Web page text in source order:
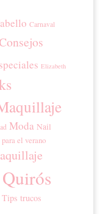
Carnaval
Elizabeth
Moda Nail
para el verano
Tips trucos